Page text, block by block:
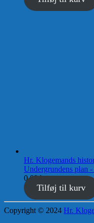
Hr. Klogemands
Undergrundens
0,00kr.
Tilføj til kurv
Copyright © 2024 Hr.